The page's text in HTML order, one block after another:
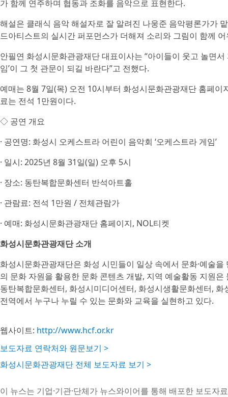
가 함께 연주하며 협동과 조화를 음악으로 표현한다.
해설은 클래식 음악 해설자로 잘 알려진 나웅준 음악평론가가
드아티스트의 실시간 퍼포먼스가 더해져 소리와 그림이 함께
안필연 화성시문화관광재단 대표이사는 “아이들이 웃고 놀면
임’이 그 첫 관문이 되길 바란다”고 전했다.
예매는 8월 7일(목) 오전 10시부터 화성시문화관광재단 홈페
료는 전석 1만원이다.
◇ 공연 개요
· 공연명: 화성시 오케스트라 어린이 음악회 ‘오케스트라 게임’
· 일시: 2025년 8월 31일(일) 오후 5시
· 장소: 동탄복합문화센터 반석아트홀
· 관람료: 전석 1만원 / 전체관람가
· 예매: 화성시문화관광재단 홈페이지, NOL티켓
화성시문화관광재단 소개
화성시문화관광재단은 화성 시민들이 일상 속에서 문화·예술
의 문화 자원을 활용한 문화 콘텐츠 개발, 지역 예술활동 지원
동탄복합문화센터, 화성시미디어센터, 화성시생활문화센터,
전역에서 누구나 누릴 수 있는 문화와 교육을 실현하고 있다.
웹사이트: http://www.hcf.or.kr
보도자료 연락처와 원문보기 >
화성시문화관광재단 전체 보도자료 보기 >
이 뉴스는 기업·기관·단체가 뉴스와이어를 통해 배포한 보도자